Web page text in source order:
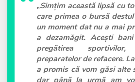
„Simțim această lipsă cu
care primea o bursă
un moment dat nu a mai
a dezamăgit. Acești
pregătirea
preparatelor de refacere.
a promis că vom găsi alte